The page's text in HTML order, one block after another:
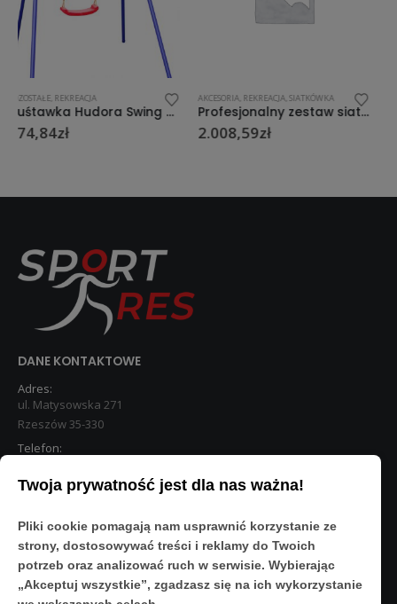
AKCESORIA,REKREACJA
2.008,59
POZOSTAŁE,REKREACJA
2.359,39zł
DANE KONTAKTOWE
Adres:
ul. Matysowska 271
Rzeszów 35-330
Telefon:
STREFA KLIENTA
Moje konto
O Nas
Polityka prywatności
Regulamin
Twoja prywatność jest dla nas ważna!
Pliki cookie pomagają nam usprawnić korzystanie ze
strony, dostosowywać treści i reklamy do Twoich
potrzeb oraz analizować ruch w serwisie. Wybierając
„Akceptuj wszystkie”, zgadzasz się na ich wykorzystanie